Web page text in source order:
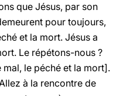
que Jésus, par son
pour toujours,
et la mort. Jésus a
Le répétons-nous ?
mal, le péché et la mort].
à la rencontre de